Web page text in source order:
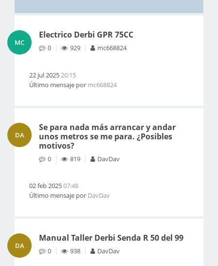
MC
Electrico Derbi GPR 75CC
0 929 mc668824
22 jul 202520:15
Último mensaje por mc668824
DA
Se para nada más arrancar y andar
unos metros se me para. ¿Posibles
motivos?
0 819 DavDav
02 feb 202507:48
Último mensaje por DavDav
DA
Manual Taller Derbi Senda R 50 del 99
0 938 DavDav